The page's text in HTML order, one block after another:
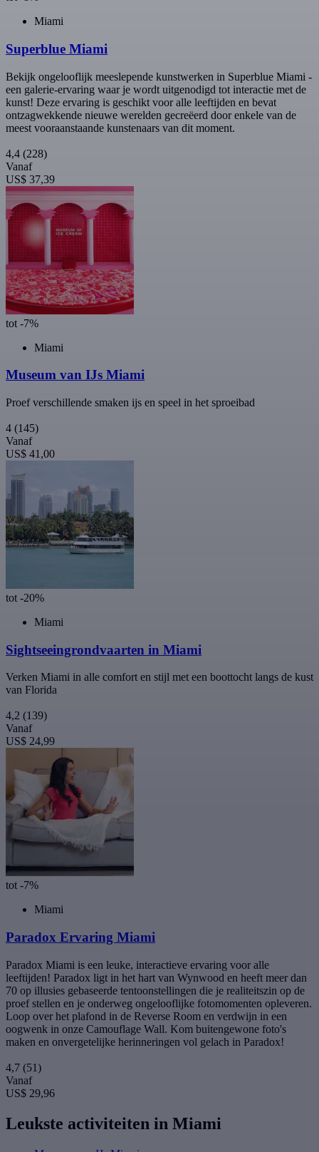
Miami
Superblue Miami
Bekijk ongelooflijk meeslepende kunstwerken in Superblue Miami -
een galerie-ervaring waar je wordt uitgenodigd tot interactie met de
kunst! Deze ervaring is geschikt voor alle leeftijden en bevat
ontzagwekkende nieuwe werelden gecreëerd door enkele van de
meest vooraanstaande kunstenaars van dit moment.
4,4 (228)
Vanaf
US$ 37,39
tot -7%
Miami
Museum van IJs Miami
Proef verschillende smaken ijs en speel in het sproeibad
4 (145)
Vanaf
US$ 41,00
tot -20%
Miami
Sightseeingrondvaarten in Miami
Verken Miami in alle comfort en stijl met een boottocht langs de kust
van Florida
4,2 (139)
Vanaf
US$ 24,99
tot -7%
Miami
Paradox Ervaring Miami
Paradox Miami is een leuke, interactieve ervaring voor alle
leeftijden! Paradox ligt in het hart van Wynwood en heeft meer dan
70 op illusies gebaseerde tentoonstellingen die je realiteitszin op de
proef stellen en je onderweg ongelooflijke fotomomenten opleveren.
Loop over het plafond in de Reverse Room en verdwijn in een
oogwenk in onze Camouflage Wall. Kom buitengewone foto's
maken en onvergetelijke herinneringen vol gelach in Paradox!
4,7 (51)
Vanaf
US$ 29,96
Leukste activiteiten in Miami